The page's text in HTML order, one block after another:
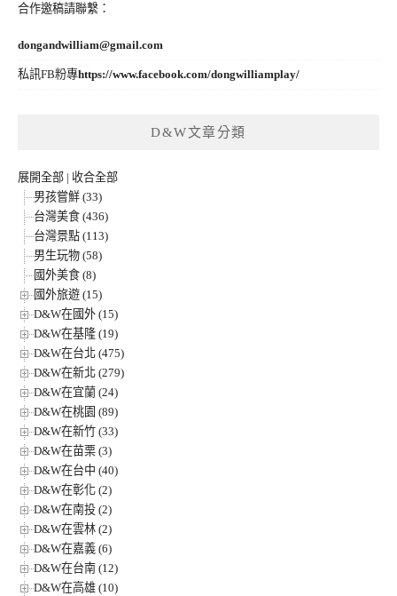
合作邀稿請聯繫：
dongandwilliam@gmail.com
私訊FB粉專https://www.facebook.com/dongwilliamplay/
D&W文章分類
展開全部 | 收合全部
男孩嘗鮮 (33)
台灣美食 (436)
台灣景點 (113)
男生玩物 (58)
國外美食 (8)
國外旅遊 (15)
D&W在國外 (15)
D&W在基隆 (19)
D&W在台北 (475)
D&W在新北 (279)
D&W在宜蘭 (24)
D&W在桃園 (89)
D&W在新竹 (33)
D&W在苗栗 (3)
D&W在台中 (40)
D&W在彰化 (2)
D&W在南投 (2)
D&W在雲林 (2)
D&W在嘉義 (6)
D&W在台南 (12)
D&W在高雄 (10)